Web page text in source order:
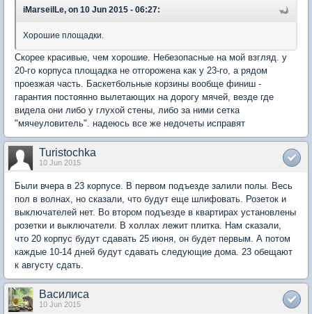
iMarseilLe, on 10 Jun 2015 - 06:27:
Хорошие площадки.
Скорее красивые, чем хорошие. Небезопасные на мой взгляд. у
20-го корпуса площадка не отгорожена как у 23-го, а рядом
проезжая часть. Баскетбольные корзины вообще финиш -
гарантия постоянно вылетающих на дорогу мячей, везде где
видела они либо у глухой стены, либо за ними сетка
"мячеуловитель". надеюсь все же недочеты исправят
Turistochka
10 Jun 2015
Были вчера в 23 корпусе. В первом подъезде залили полы. Весь
пол в волнах, но сказали, что будут еще шлифовать. Розеток и
выключателей нет. Во втором подъезде в квартирах установлены
розетки и выключатели. В холлах лежит плитка. Нам сказали,
что 20 корпус будут сдавать 25 июня, он будет первым. А потом
каждые 10-14 дней будут сдавать следующие дома. 23 обещают
к августу сдать.
Василиса
10 Jun 2015